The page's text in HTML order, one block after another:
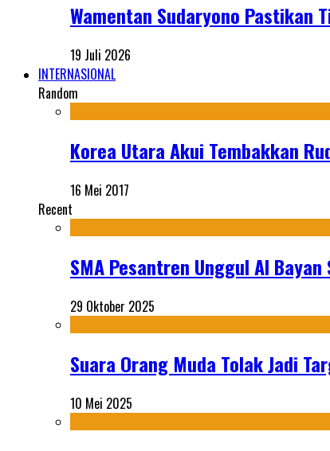
Wamentan Sudaryono Pastikan
19 Juli 2026
INTERNASIONAL
Random
Korea Utara Akui Tembakkan
16 Mei 2017
Recent
SMA Pesantren Unggul Al
29 Oktober 2025
Suara Orang Muda Tolak Jadi
10 Mei 2025